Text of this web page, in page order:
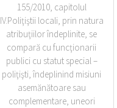
155/2010, capitolul
IV.Poliţiştii locali, prin natura
atribuţiilor îndeplinite, se
compară cu funcţionarii
publici cu statut special –
poliţişti, îndeplinind misiuni
asemănătoare sau
complementare, uneori